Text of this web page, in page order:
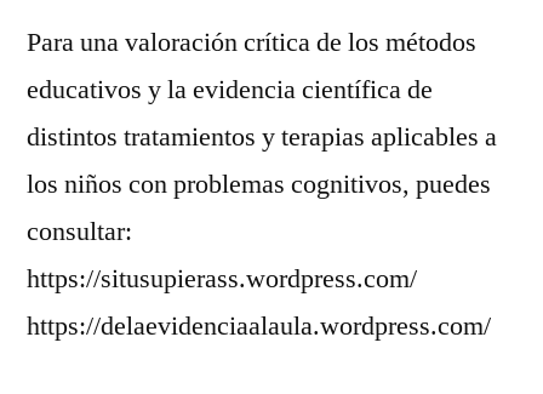
Para una valoración crítica de los métodos
educativos y la evidencia científica de
distintos tratamientos y terapias aplicables a
los niños con problemas cognitivos, puedes
consultar:
https://situsupierass.wordpress.com/
https://delaevidenciaalaula.wordpress.com/